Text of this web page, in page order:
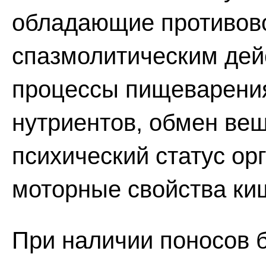
обладающие
спазмолитическим
процессы
нутриентов, обмен
психический статус
моторные свойства
При наличии поносов